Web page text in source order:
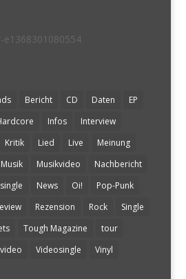
Bericht CD Daten
EP
Infos
Interview
Kritik Lied Live
Meinung
Musik Musikvideo
Nachbericht
News Oi!
Pop-Punk
Rezension Rock
Single
Tough Magazine
tour
video Videosingle
Vinyl